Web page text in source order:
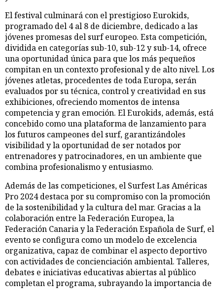
El festival culminará con el prestigioso Eurokids,
programado del 4 al 8 de diciembre, dedicado a las
jóvenes promesas del surf europeo. Esta competición,
dividida en categorías sub-10, sub-12 y sub-14, ofrece
una oportunidad única para que los más pequeños
compitan en un contexto profesional y de alto nivel. Los
jóvenes atletas, procedentes de toda Europa, serán
evaluados por su técnica, control y creatividad en sus
exhibiciones, ofreciendo momentos de intensa
competencia y gran emoción. El Eurokids, además, está
concebido como una plataforma de lanzamiento para
los futuros campeones del surf, garantizándoles
visibilidad y la oportunidad de ser notados por
entrenadores y patrocinadores, en un ambiente que
combina profesionalismo y entusiasmo.
Además de las competiciones, el Surfest Las Américas
Pro 2024 destaca por su compromiso con la promoción
de la sostenibilidad y la cultura del mar. Gracias a la
colaboración entre la Federación Europea, la
Federación Canaria y la Federación Española de Surf, el
evento se configura como un modelo de excelencia
organizativa, capaz de combinar el aspecto deportivo
con actividades de concienciación ambiental. Talleres,
debates e iniciativas educativas abiertas al público
completan el programa, subrayando la importancia de